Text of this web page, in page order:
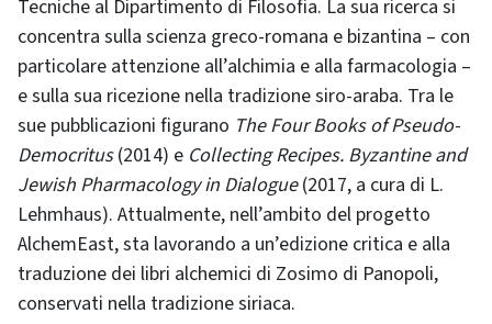
Tecniche al Dipartimento di Filosofia. La sua ricerca si
concentra sulla scienza greco-romana e bizantina – con
particolare attenzione all’alchimia e alla farmacologia –
e sulla sua ricezione nella tradizione siro-araba. Tra le
sue pubblicazioni figurano The Four Books of Pseudo-
Democritus(2014) e Collecting Recipes. Byzantine and
Jewish Pharmacology in Dialogue(2017, a cura di L.
Lehmhaus). Attualmente, nell’ambito del progetto
AlchemEast, sta lavorando a un’edizione critica e alla
traduzione dei libri alchemici di Zosimo di Panopoli,
conservati nella tradizione siriaca.